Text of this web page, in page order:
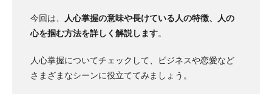
今回は、
人心掌握の意味や長けている人の特徴、人の
心を掴む方法を詳しく解説します。
人心掌握についてチェックして、ビジネスや恋愛など
さまざまなシーンに役立ててみましょう。